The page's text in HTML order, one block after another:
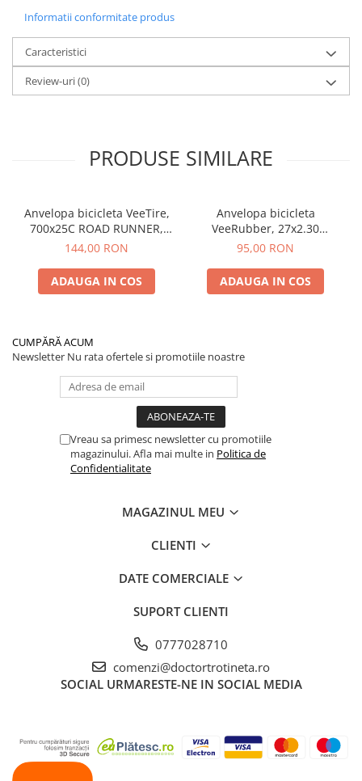
Informatii conformitate produs
Caracteristici
Review-uri(0)
PRODUSE SIMILARE
Anvelopa bicicleta VeeTire,
700x25C ROAD RUNNER,
VRB-308 BKS, 90TPI, CC
Thailanda
144,00 RON
ADAUGA IN COS
Anvelopa bicicleta
VeeRubber, 27x2.30
ROSWELL, VRB-345, 27TPI,
Made in Thailanda
95,00 RON
ADAUGA IN COS
CUMPĂRĂ ACUM
Newsletter Nu rata ofertele si promotiile noastre
Vreau sa primesc newsletter cu promotiile
magazinului. Afla mai multe in Politica de
Confidentialitate
MAGAZINUL MEU
CLIENTI
DATE COMERCIALE
SUPORT CLIENTI
0777028710
comenzi@doctortrotineta.ro
SOCIAL URMARESTE-NE IN SOCIAL MEDIA